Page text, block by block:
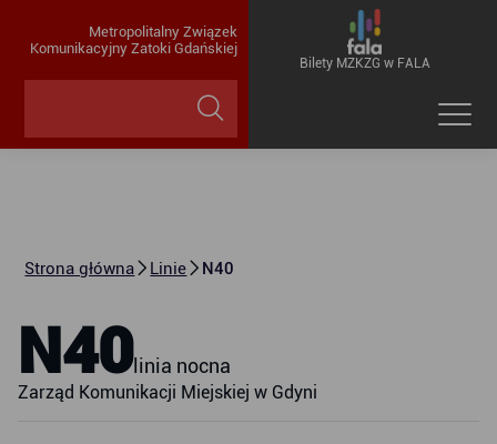
Metropolitalny Związek
Komunikacyjny Zatoki Gdańskiej
Bilety MZKZG w FALA
Strona główna Linie N40
N40linia nocna
Zarząd Komunikacji Miejskiej w Gdyni